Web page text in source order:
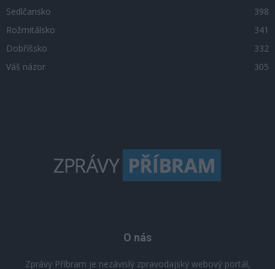
Sedlčansko
398
Rožmitálsko
341
Dobříšsko
332
Váš názor
305
O nás
Zprávy Příbram je nezávislý zpravodajský webový portál,